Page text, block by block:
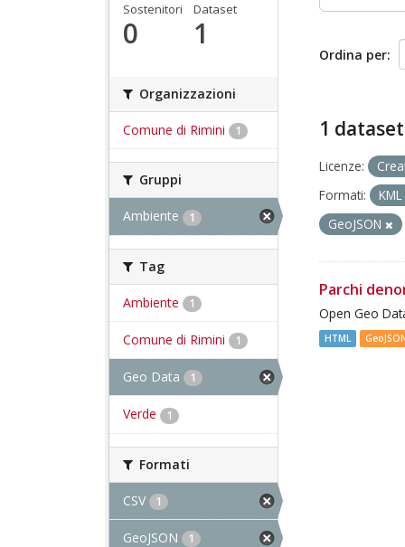
Sostenitori
0
Dataset
1
Organizzazioni
Comune di Rimini 1
Gruppi
Ambiente 1
Tag
Ambiente 1
Comune di Rimini 1
Geo Data 1
Verde 1
Formati
CSV 1
GeoJSON 1
Ordina per
1
Licenze:
Formati:
KML
GeoJSON
Parchi
Open Geo
HTML